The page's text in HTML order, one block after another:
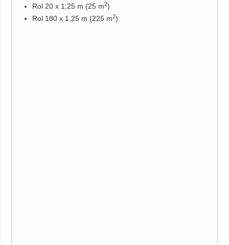
Rol 20 x 1,25 m (25 m2)
Rol 180 x 1,25 m (225 m2)